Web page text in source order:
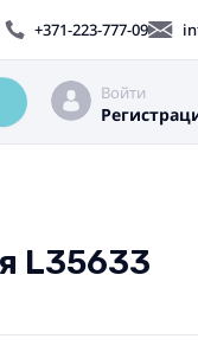
+371-223-777-09
Войти
L35633